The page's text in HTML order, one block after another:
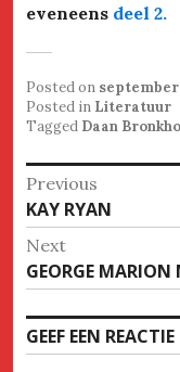
eveneens deel 2.
Posted on september
Posted in Literatuur
Tagged Daan
Bericht
Previous
Previous
post:
KAY RYAN
Next
Next
post:
GEORGE MARION
GEEF EEN REACTIE